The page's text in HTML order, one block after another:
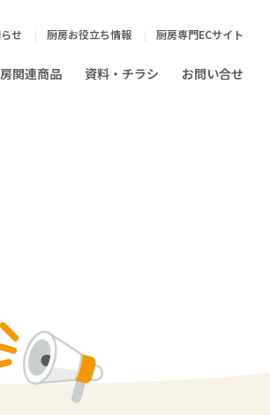
せ 厨房お役立ち情報 厨房専門ECサイト
関連商品 資料・チラシ お問い合せ